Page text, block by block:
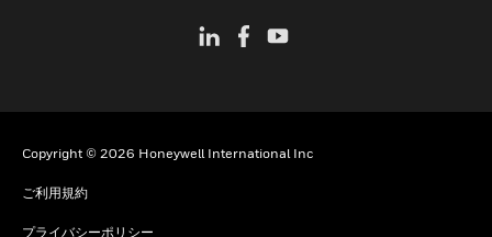
Copyright © 2026 Honeywell International Inc
ご利用規約
プライバシーポリシー